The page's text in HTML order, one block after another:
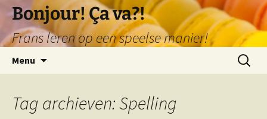
naar
de
inhoud
Bonjour! Ça va?!
Frans leren op een speelse manier!
Menu
Zoeken
naar:
Tag archieven: Spelling